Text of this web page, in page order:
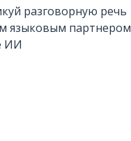
разговорную речь
языковым партнером
ИИ